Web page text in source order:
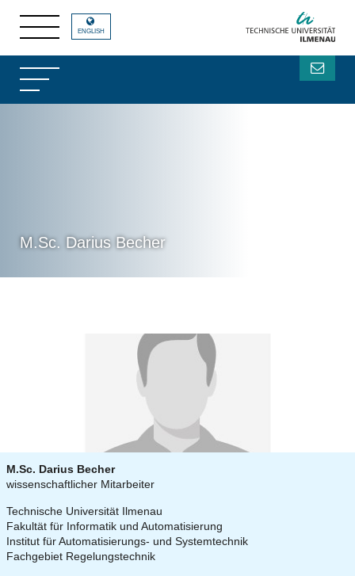
M.Sc. Darius Becher
ENGLISH
M.Sc. Darius Becher
wissenschaftlicher Mitarbeiter
Technische Universität Ilmenau
Fakultät für Informatik und Automatisierung
Institut für Automatisierungs- und Systemtechnik
Fachgebiet Regelungstechnik